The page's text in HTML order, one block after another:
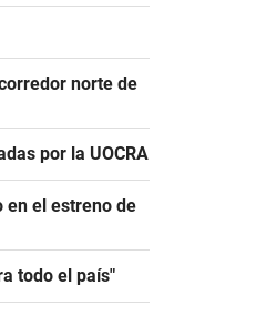
norte de
por la UOCRA
en el estreno de
todo el país"